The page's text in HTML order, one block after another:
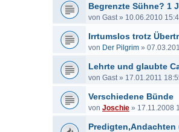
Begrenzte Sühne? 1
von Gast» 10.06.2010
Irrtumslos trotz
von Der Pilgrim »
Lehrte und glaubte
von Gast» 17.01.2011
Verschiedene Bünde
von Joschie » 17.11.2008